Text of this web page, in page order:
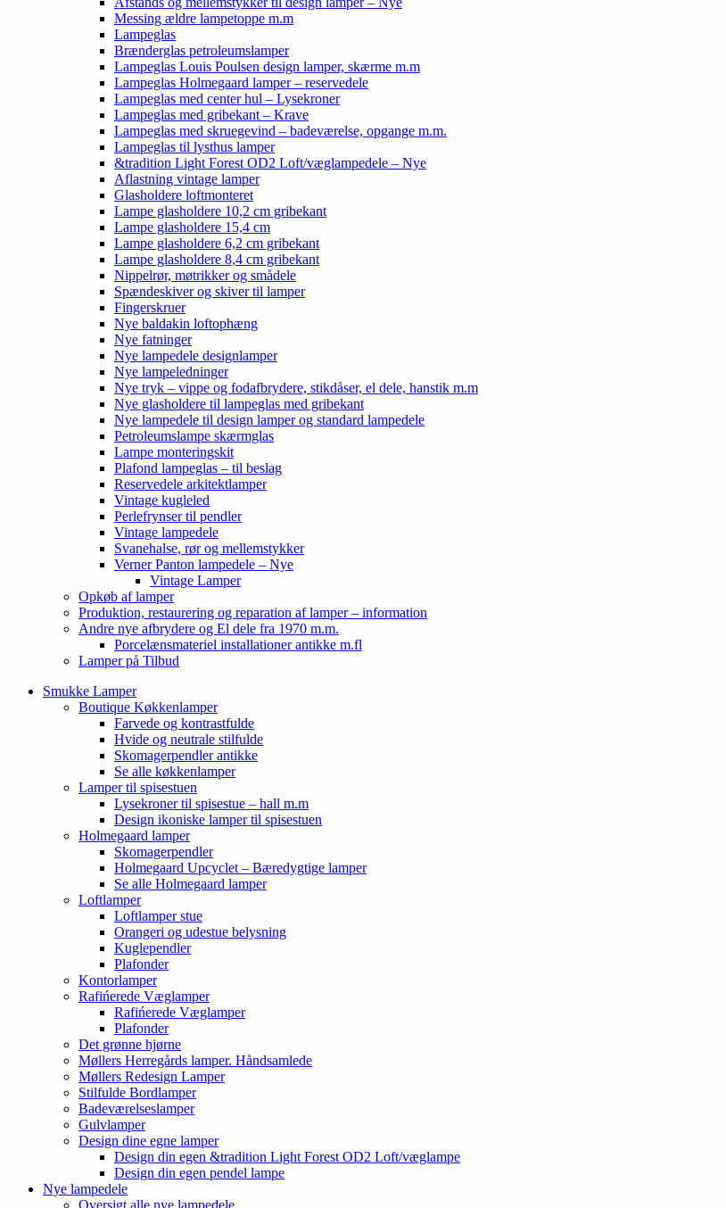
Messing ældre lampetoppe m.m
Lampeglas
Brænderglas petroleumslamper
Lampeglas Louis Poulsen design lamper, skærme m.m
Lampeglas Holmegaard lamper – reservedele
Lampeglas med center hul – Lysekroner
Lampeglas med gribekant – Krave
Lampeglas med skruegevind – badeværelse, opgange m.m.
Lampeglas til lysthus lamper
&tradition Light Forest OD2 Loft/væglampedele – Nye
Aflastning vintage lamper
Glasholdere loftmonteret
Lampe glasholdere 10,2 cm gribekant
Lampe glasholdere 15,4 cm
Lampe glasholdere 6,2 cm gribekant
Lampe glasholdere 8,4 cm gribekant
Nippelrør, møtrikker og smådele
Spændeskiver og skiver til lamper
Fingerskruer
Nye baldakin loftophæng
Nye fatninger
Nye lampedele designlamper
Nye lampeledninger
Nye tryk – vippe og fodafbrydere, stikdåser, el dele, hanstik m.m
Nye glasholdere til lampeglas med gribekant
Nye lampedele til design lamper og standard lampedele
Petroleumslampe skærmglas
Lampe monteringskit
Plafond lampeglas – til beslag
Reservedele arkitektlamper
Vintage kugleled
Perlefrynser til pendler
Vintage lampedele
Svanehalse, rør og mellemstykker
Verner Panton lampedele – Nye
Vintage Lamper
Opkøb af lamper
Produktion, restaurering og reparation af lamper – information
Andre nye afbrydere og El dele fra 1970 m.m.
Porcelænsmateriel installationer antikke m.fl
Lamper på Tilbud
Smukke Lamper
Boutique Køkkenlamper
Farvede og kontrastfulde
Hvide og neutrale stilfulde
Skomagerpendler antikke
Se alle køkkenlamper
Lamper til spisestuen
Lysekroner til spisestue – hall m.m
Design ikoniske lamper til spisestuen
Holmegaard lamper
Skomagerpendler
Holmegaard Upcyclet – Bæredygtige lamper
Se alle Holmegaard lamper
Loftlamper
Loftlamper stue
Orangeri og udestue belysning
Kuglependler
Plafonder
Kontorlamper
Rafińerede Væglamper
Rafińerede Væglamper
Plafonder
Det grønne hjørne
Møllers Herregårds lamper. Håndsamlede
Møllers Redesign Lamper
Stilfulde Bordlamper
Badeværelseslamper
Gulvlamper
Design dine egne lamper
Design din egen &tradition Light Forest OD2 Loft/væglampe
Design din egen pendel lampe
Nye lampedele
Oversigt alle nye lampedele